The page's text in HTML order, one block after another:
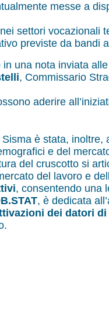
messe a
settori vocazionali
previste da bandi
una nota inviata
, Commissario
aderire
è stata, inoltre,
e del
del cruscotto si
del lavoro e
, consentendo una
, è dedicata
dei datori